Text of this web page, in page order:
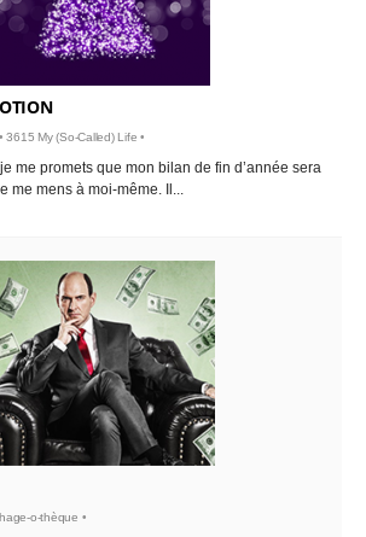
3615 My (So-Called) Life •
me promets que mon bilan de fin d’année sera
me mens à moi-même. Il...
o-thèque •